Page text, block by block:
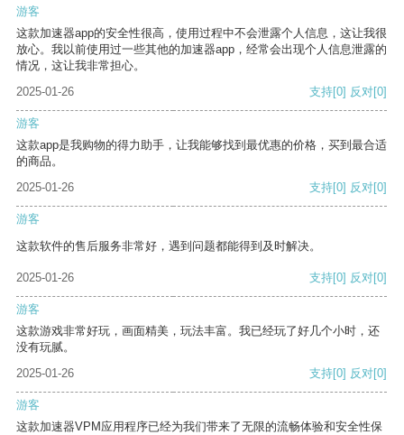
游客
这款加速器app的安全性很高，使用过程中不会泄露个人信息，这让我很
放心。我以前使用过一些其他的加速器app，经常会出现个人信息泄露的
情况，这让我非常担心。
2025-01-26
支持[0] 反对[0]
游客
这款app是我购物的得力助手，让我能够找到最优惠的价格，买到最合适
的商品。
2025-01-26
支持[0] 反对[0]
游客
这款软件的售后服务非常好，遇到问题都能得到及时解决。
2025-01-26 支持[0] 反对[0]
游客
这款游戏非常好玩，画面精美，玩法丰富。我已经玩了好几个小时，还
没有玩腻。
2025-01-26
支持[0] 反对[0]
游客
这款加速器VPM应用程序已经为我们带来了无限的流畅体验和安全性保